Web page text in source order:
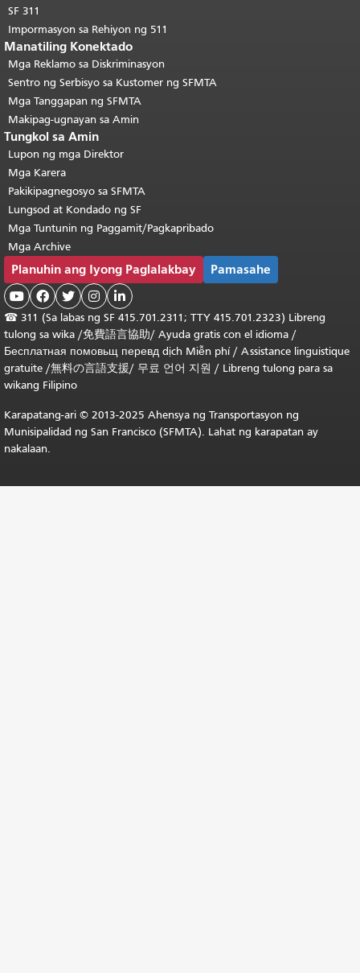
SF 311
Impormasyon sa Rehiyon ng 511
Manatiling Konektado
Mga Reklamo sa Diskriminasyon
Sentro ng Serbisyo sa Kustomer ng SFMTA
Mga Tanggapan ng SFMTA
Makipag-ugnayan sa Amin
Tungkol sa Amin
Lupon ng mga Direktor
Mga Karera
Pakikipagnegosyo sa SFMTA
Lungsod at Kondado ng SF
Mga Tuntunin ng Paggamit/Pagkapribado
Mga Archive
Planuhin ang Iyong Paglalakbay Pamasahe
    
☎ 311 (Sa labas ng SF 415.701.2311; TTY 415.701.2323) Libreng
tulong sa wika /免費語言協助/ Ayuda gratis con el idioma /
Бесплатная помовьщ перевд dịch Miễn phí/ Assistance linguistique
gratuite /無料の言語支援/ 무료 언어 지원 / Libreng tulong para sa
wikang Filipino
Karapatang-ari © 2013-2025 Ahensya ng Transportasyon ng
Munisipalidad ng San Francisco (SFMTA). Lahat ng karapatan ay
nakalaan.